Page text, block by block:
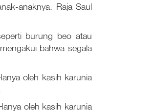
anaknya. Raja Saul
burung beo atau
bahwa segala
oleh kasih karunia
oleh kasih karunia